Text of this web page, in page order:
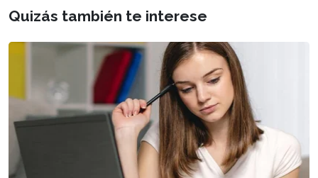
Quizás también te interese